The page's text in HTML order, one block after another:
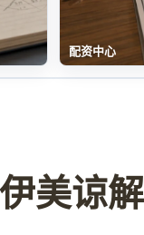
配资中心
美谅